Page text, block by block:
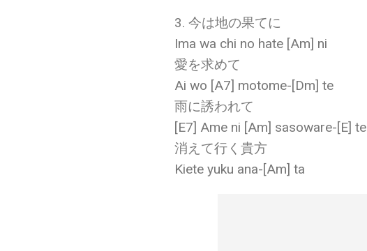
3. 今は地の果てに
Ima wa chi no hate [Am] ni
愛を求めて
Ai wo [A7] motome-[Dm] te
雨に誘われて
[E7] Ame ni [Am] sasoware-[E] te
消えて行く貴方
Kiete yuku ana-[Am] ta